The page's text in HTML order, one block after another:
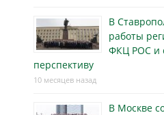
В
работы
ФКЦ РОС и
перспективу
10 месяцев назад
В Москве